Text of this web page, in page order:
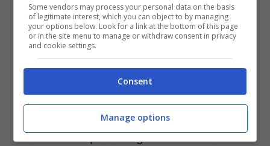
Questeriduzioni hanno effetto sull’indice
Euribor, che è il parametro di riferimento
deimutui a tasso variabile
rata del mutuo a tasso variabile scende o
sale a seconda del taglio o dell’aumento
dei tassi di interesse da parte della Banca
centrale europea. Il taglio dei tassi ha
Some vendors may process your personal data on the basis
of legitimate interest, which you can object to by managing
your options below. Look for a link at the bottom of this page
or in the site menu to manage or withdraw consent in privacy
and cookie settings.
Consent
Manage options